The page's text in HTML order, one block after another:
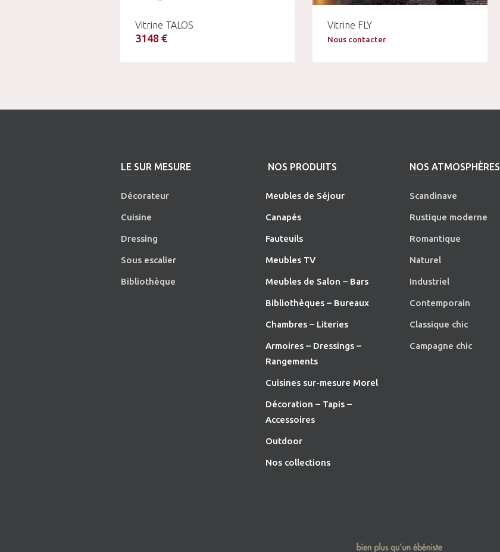
Vitrine TALOS
3148 €
Vitrine FLY
Nous contacter
LE SUR MESURE
Décorateur
Cuisine
Dressing
Sous escalier
Bibliothèque
NOS PRODUITS
Meubles de Séjour
Canapés
Fauteuils
Meubles TV
Meubles de Salon – Bars
Bibliothèques – Bureaux
Chambres – Literies
Armoires – Dressings –
Rangements
Cuisines sur-mesure Morel
Décoration – Tapis –
Accessoires
Outdoor
Nos collections
NOS ATMOSPHÈRES
Scandinave
Rustique moderne
Romantique
Naturel
Industriel
Contemporain
Classique chic
Campagne chic